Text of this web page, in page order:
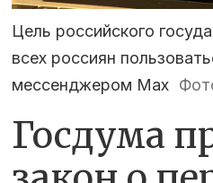
Цель российского
всех россиян
мессенджером Max
Госдума